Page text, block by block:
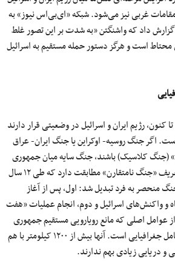
غربی نیز می‌شود. شبکه «ای‌بی‌اس نیوز» به
گزارش داد که واشنگتن «به شدت بر این تصور غلط
است و هرگز دستور حمله مستقیم به اسرائیل
کنون، رژیم ایران و اسرائیل در وضعیتی قرار دارند
اگر جنگ روسیه- اوکراین یا جنگ ایران- عراق
(جنگ کلاسیک) باشند، جنگ سایه میان جمهوری
اسلامی و اسرائیل بیشتر با تعریف «جنگ نامتقارن» مطابقت دارد که طی ۱۲ سال
منحصر به فرد تبدیل شد: اول، پس از آغاز
واکنش‌های اسرائیل و دوم، انجام عملیات «هفت
عوامل اصلی‌ که مانع رویارویی مستقیم جمهوری
اسلامی و اسرائیل می‌شود عامل جغرافیایی است. آنها بیش از ۱۲۰۰ کیلومتر با هم
و دریایی زیادی بهم ندارند.